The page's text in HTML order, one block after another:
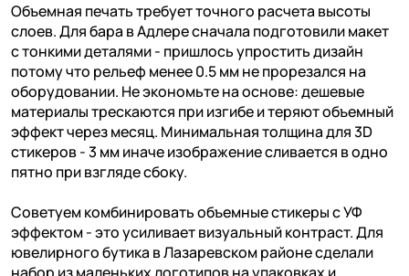
Объемная печать требует точного расчета высоты
слоев. Для бара в Адлере сначала подготовили макет
с тонкими деталями - пришлось упростить дизайн
потому что рельеф менее 0.5 мм не прорезался на
оборудовании. Не экономьте на основе: дешевые
материалы трескаются при изгибе и теряют объемный
эффект через месяц. Минимальная толщина для 3D
стикеров - 3 мм иначе изображение сливается в одно
пятно при взгляде сбоку.
Советуем комбинировать объемные стикеры с УФ
эффектом - это усиливает визуальный контраст. Для
ювелирного бутика в Лазаревском районе сделали